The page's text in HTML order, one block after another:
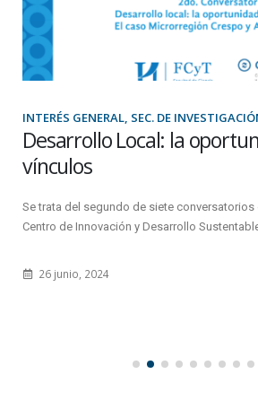
INTERÉS GENERAL, SEC. DE
Desarrollo Local: la
vínculos
Se trata del segundo de siete conversatorios
Centro de Innovación y Desarrollo Sustentable.
26 junio, 2024